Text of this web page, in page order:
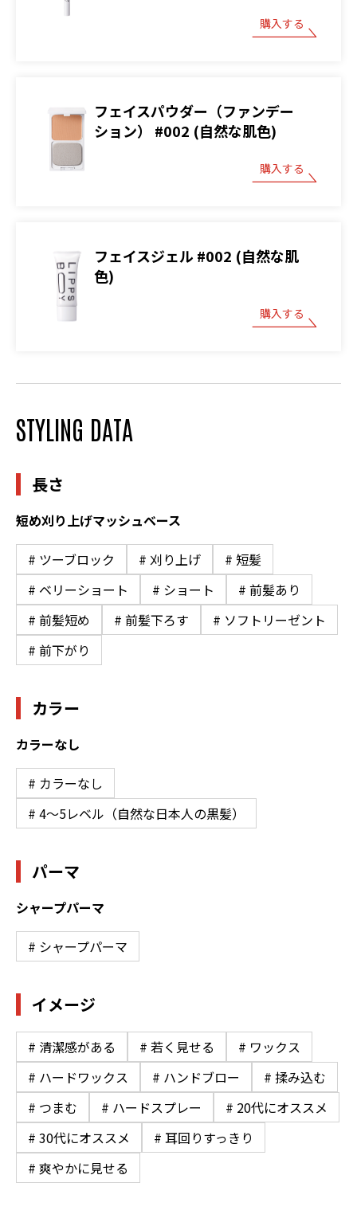
購入する
フェイスパウダー（ファンデー
ション） #002 (自然な肌色)
購入する
フェイスジェル #002 (自然な肌
色)
購入する
STYLING DATA
長さ
短め刈り上げマッシュベース
# ツーブロック # 刈り上げ
# 短髪
# ベリーショート
# ショート
# 前髪あり
# 前髪短め
# 前髪下ろす
# ソフトリーゼント
# 前下がり
カラー
カラーなし
# カラーなし
# 4〜5レベル（自然な日本人の黒髪）
パーマ
シャープパーマ
# シャープパーマ
イメージ
# 清潔感がある # 若く見せる
# ワックス
# ハードワックス
# ハンドブロー
# 揉み込む
# つまむ
# ハードスプレー
# 20代にオススメ
# 30代にオススメ
# 耳回りすっきり
# 爽やかに見せる